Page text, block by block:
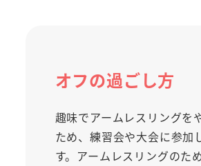
オフの過ごし方
趣味でアームレスリングを
ため、練習会や大会に参加
す。アームレスリングのた